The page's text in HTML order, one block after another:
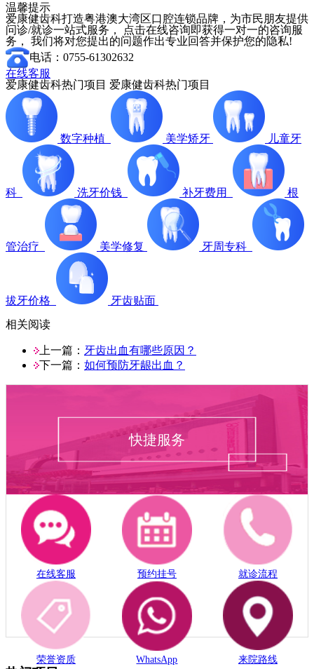
温馨提示
爱康健齿科打造粤港澳大湾区口腔连锁品牌，为市民朋友提供
问诊/就诊一站式服务， 点击在线咨询即获得一对一的咨询服
务， 我们将对您提出的问题作出专业回答并保护您的隐私!
电话：0755-61302632
在线客服
爱康健齿科热门项目 爱康健齿科热门项目
数字种植 美学矫牙 儿童牙
科 洗牙价钱 补牙费用 根
管治疗 美学修复 牙周专科
拔牙价格
牙齿贴面
相关阅读
上一篇： 牙齿出血有哪些原因？
下一篇： 如何预防牙龈出血？
快捷服务
在线客服 预约挂号 就诊流程
荣誉资质 WhatsApp 来院路线